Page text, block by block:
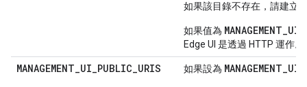
如果該目錄不存在，請建立
如果值為
Edge UI 是透過 HTTP 運作。
MANAGEMENT_UI_PUBLIC_URIS 如果設為